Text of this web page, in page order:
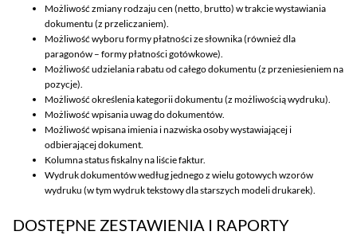
Możliwość zmiany rodzaju cen (netto, brutto) w trakcie wystawiania
dokumentu (z przeliczaniem).
Możliwość wyboru formy płatności ze słownika (również dla
paragonów – formy płatności gotówkowe).
Możliwość udzielania rabatu od całego dokumentu (z przeniesieniem na
pozycje).
Możliwość określenia kategorii dokumentu (z możliwością wydruku).
Możliwość wpisania uwag do dokumentów.
Możliwość wpisana imienia i nazwiska osoby wystawiającej i
odbierającej dokument.
Kolumna status fiskalny na liście faktur.
Wydruk dokumentów według jednego z wielu gotowych wzorów
wydruku (w tym wydruk tekstowy dla starszych modeli drukarek).
DOSTĘPNE ZESTAWIENIA I RAPORTY